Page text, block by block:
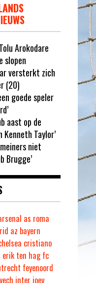
Arokodare
slopen
versterkt zich
(20)
goede speler
aast op de
Taylor’
niet
Brugge’
as roma
az bayern
cristiano
erik ten hag fc
feyenoord
inter joey